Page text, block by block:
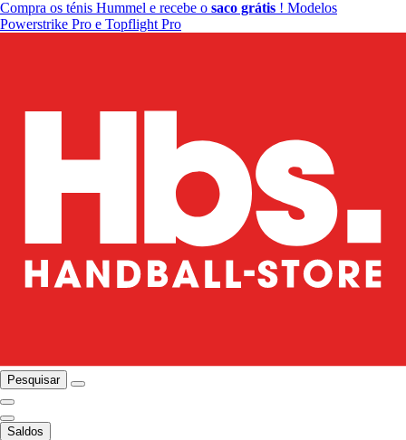
Compra os ténis Hummel e recebe o saco grátis ! Modelos
Powerstrike Pro e Topflight Pro
Pesquisar
Saldos